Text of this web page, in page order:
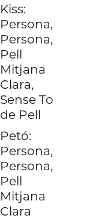
Kiss:
Persona,
Persona,
Pell
Mitjana
Clara,
Sense To
de Pell
Petó:
Persona,
Persona,
Pell
Mitjana
Clara